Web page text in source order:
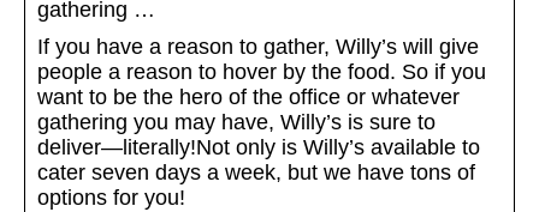
gathering …
If you have a reason to gather, Willy’s will give
people a reason to hover by the food. So if you
want to be the hero of the office or whatever
gathering you may have, Willy’s is sure to
deliver—literally!Not only is Willy’s available to
cater seven days a week, but we have tons of
options for you!